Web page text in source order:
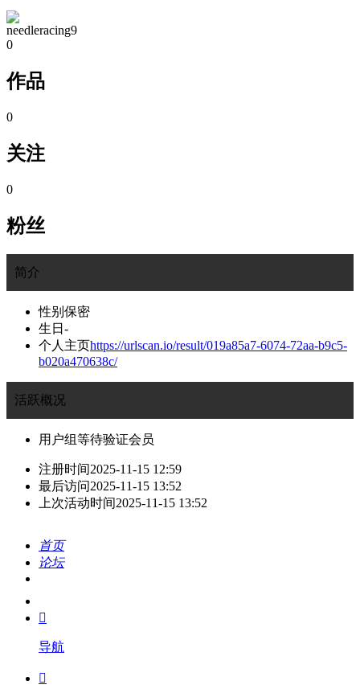
needleracing9
0
作品
0
关注
0
粉丝
简介
性别 保密
生日 -
个人主页https://urlscan.io/result/019a85a7-6074-72aa-b9c5-
b020a470638c/
活跃概况
用户组等待验证会员
注册时间2025-11-15 12:59
最后访问2025-11-15 13:52
上次活动时间2025-11-15 13:52
首页
论坛
我的

导航
